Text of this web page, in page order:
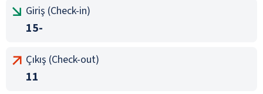
Giriş (Check-in)
15-
Çıkış (Check-out)
11